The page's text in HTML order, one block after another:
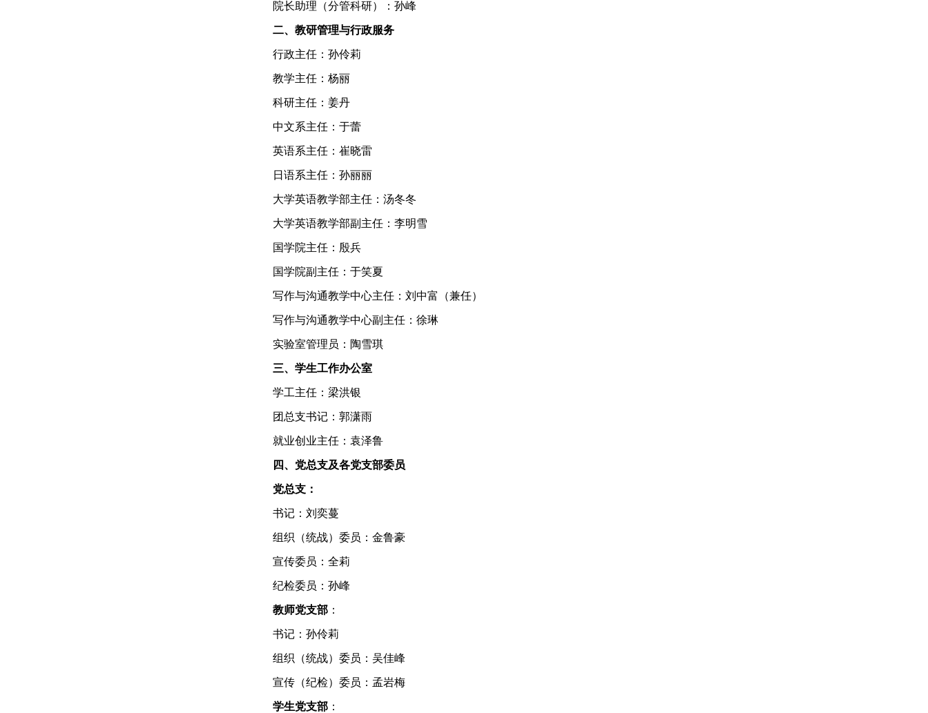
院长助理（分管科研）：孙峰
二、教研管理与行政服务
行政主任： 孙伶莉
教学主任： 杨丽
科研主任：姜丹
中文系主任：于蕾
英语系主任：崔晓雷
日语系主任：孙丽丽
大学英语教学部主任：汤冬冬
大学英语教学部副主任：李明雪
国学院主任：殷兵
国学院副主任：于笑夏
写作与沟通教学中心主任：刘中富（兼任）
写作与沟通教学中心副主任：徐琳
实验室管理员 ：陶雪琪
三、学生工作办公室
学工主任：梁洪银
团总支书记：郭潇雨
就业创业主任：袁泽鲁
四、党总支及各党支部委员
党总支：
书记： 刘奕蔓
组织（统战）委员：金鲁豪
宣传委员：全莉
纪检委员：孙峰
教师党支部：
书记：孙伶莉
组织（统战）委员：吴佳峰
宣传（纪检）委员：孟岩梅
学生党支部：